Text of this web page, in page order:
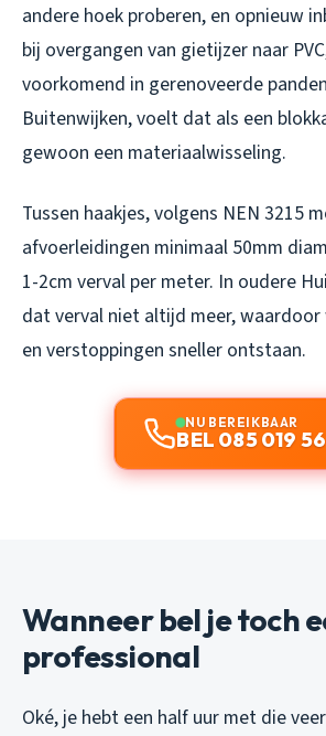
andere hoek proberen, en opnieuw
bij overgangen van gietijzer naar
voorkomend in gerenoveerde
Buitenwijken, voelt dat als een
gewoon een materiaalwisseling.
Tussen haakjes, volgens NEN 3215
afvoerleidingen minimaal 50mm
1-2cm verval per meter. In oudere
dat verval niet altijd meer,
en verstoppingen sneller ontstaan.
NU BEREIKBAAR
BEL 085 019 56
Wanneer bel je toch
professional
Oké, je hebt een half uur met die